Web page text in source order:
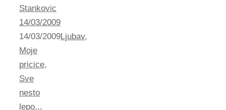
Stankovic
14/03/2009
14/03/2009Ljubav,
Moje
pricice,
Sve
nesto
lepo...